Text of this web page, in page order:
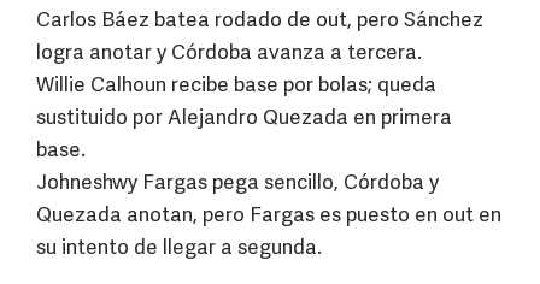
Carlos Báez batea rodado de out, pero Sánchez
logra anotar y Córdoba avanza a tercera.
Willie Calhoun recibe base por bolas; queda
sustituido por Alejandro Quezada en primera
base.
Johneshwy Fargas pega sencillo, Córdoba y
Quezada anotan, pero Fargas es puesto en out en
su intento de llegar a segunda.